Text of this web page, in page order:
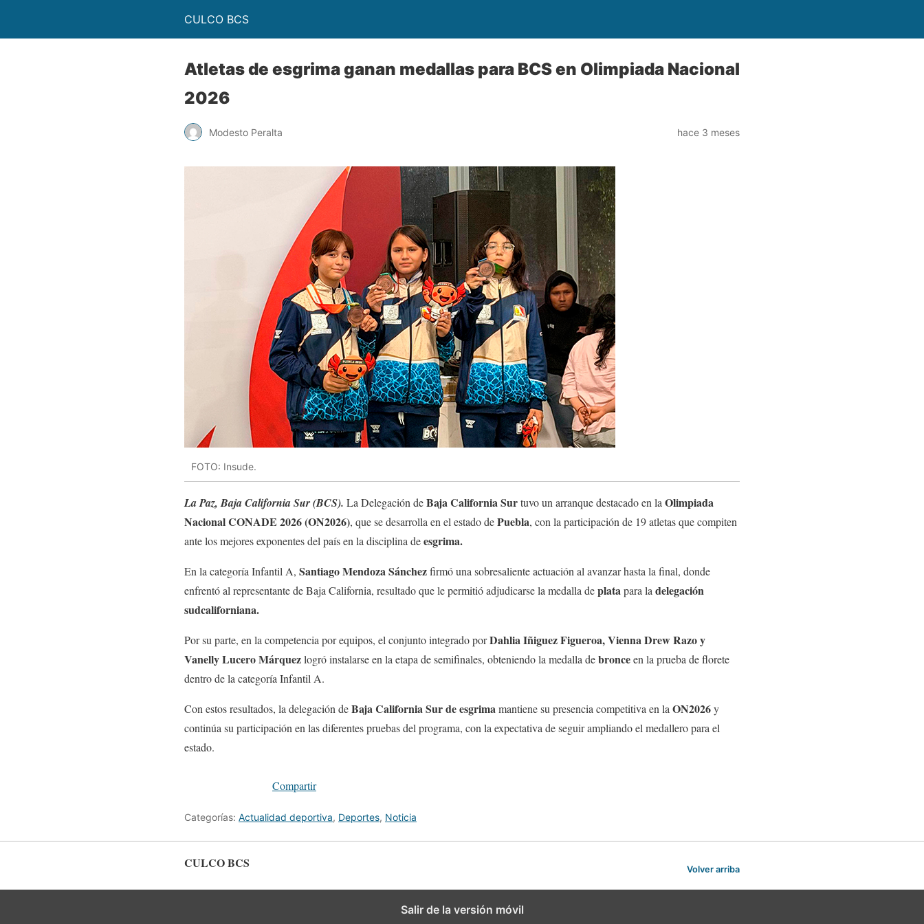
CULCO BCS
Atletas de esgrima ganan medallas para BCS en Olimpiada Nacional
2026
Modesto Peralta hace 3 meses
FOTO: Insude.
La Paz, Baja California Sur (BCS). La Delegación deBaja California Surtuvo un arranque destacado en la Olimpiada
Nacional CONADE 2026 (ON2026), que se desarrolla en el estado dePuebla, con la participación de 19 atletas que compiten
ante los mejores exponentes del país en la disciplina deesgrima.
En la categoría Infantil A, Santiago Mendoza Sánchezfirmó una sobresaliente actuación al avanzar hasta la final, donde
enfrentó al representante de Baja California, resultado que le permitió adjudicarse la medalla deplatapara la delegación
sudcaliforniana.
Por su parte, en la competencia por equipos, el conjunto integrado porDahlia Iñiguez Figueroa, Vienna Drew Razo y
Vanelly Lucero Márquezlogró instalarse en la etapa de semifinales, obteniendo la medalla debronceen la prueba de florete
dentro de la categoría Infantil A.
Con estos resultados, la delegación deBaja California Sur de esgrimamantiene su presencia competitiva en la ON2026y
continúa su participación en las diferentes pruebas del programa, con la expectativa de seguir ampliando el medallero para el
estado.
Compartir
Categorías: Actualidad deportiva, Deportes, Noticia
CULCO BCS Volver arriba
Salir de la versión móvil